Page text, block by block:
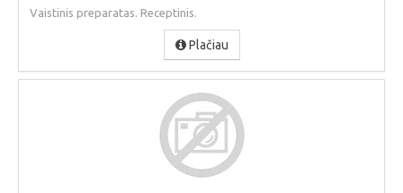
Vaistinis preparatas. Receptinis.
Plačiau